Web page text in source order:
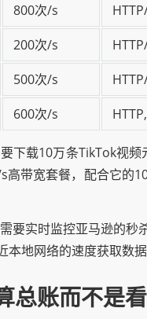
800次/s
200次/s
500次/s
600次/s
下载10万条TikTok视
带宽套餐，配合它的
要实时监控亚马逊的
本地网络的速度获取数
总账而不是